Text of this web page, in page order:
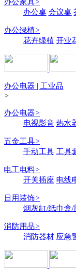
办公家具>
办公桌 会议桌
办公绿植>
花卉绿植 开业
办公电器 | 工业品
>
办公电器>
电视影音 热水
五金工具>
手动工具 工具
电工电料>
开关插座 电线
日用装饰>
烟灰缸/纸巾盒/
消防用品>
消防器材 应急